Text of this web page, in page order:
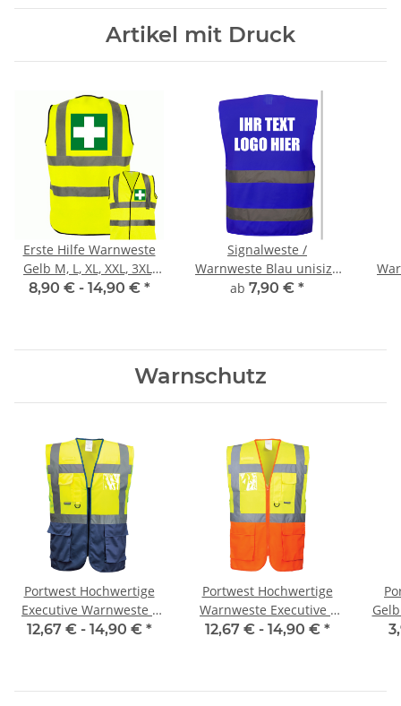
Artikel mit Druck
Erste Hilfe Warnweste
Gelb M, L, XL, XXL, 3XL,
4XL
8,90 € - 14,90 € *
Signalweste /
Warnweste Blau unisize
inkl Druck
ab 7,90 € *
Warnschutz
Portwest Hochwertige
Executive Warnweste -
two tone gelb / marine
12,67 € - 14,90 € *
Portwest Hochwertige
Warnweste Executive -
two tone gelb / orange
12,67 € - 14,90 € *